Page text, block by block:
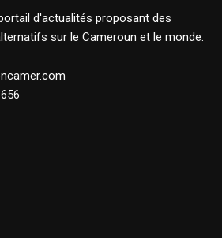
d'actualités proposant des
sur le Cameroun et le monde.